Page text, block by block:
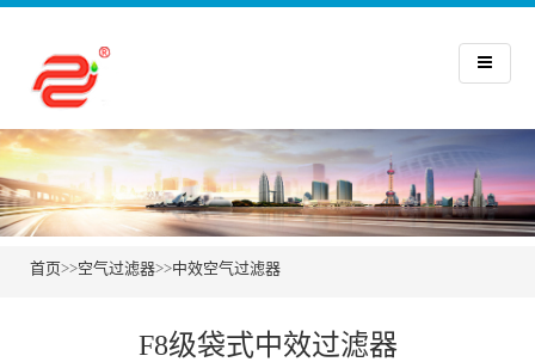
首页>>空气过滤器>>中效空气过滤器
F8级袋式中效过滤器